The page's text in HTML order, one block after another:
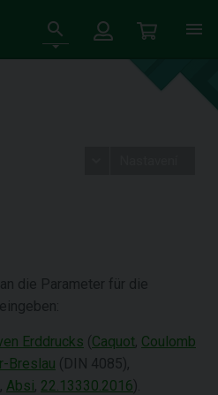
die Parameter für die
eingeben:
Erddrucks ( Caquot, Coulomb
Breslau (DIN 4085),
, Absi, 22.13330.2016).